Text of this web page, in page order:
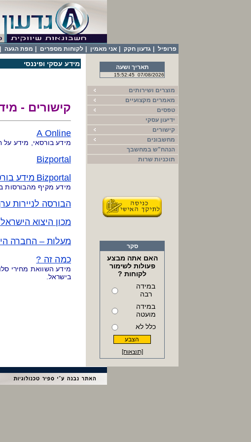
פרופיל גדעון חקק אני מאמין לקוחות מספרים מפת הגעה
תאריך ושעה
07/08/2026
15:52:45
מוצרים ושירותים
מאמרים מקצועיים
טפסים
ידיעון עסקי
קישורים
מחשבונים
הנהח"ש במחשבך
תוכניות שרות
סקר
האם אתה מבצע
פעולות לשימור
לקוחות ?
במידה
רבה
במידה
מועטה
כלל לא
[תוצאות]
מידע עסקי ופיננסי
קישורים -
A Online
מידע בורסאי, מידע על
Bizportal
מידע Bizportal
מידע מקיף מהבורסות
הבורסה לניירות
מכון היצוא
מעלות – החברה
כמה זה ?
מידע השוואת מחירי
בישראל.